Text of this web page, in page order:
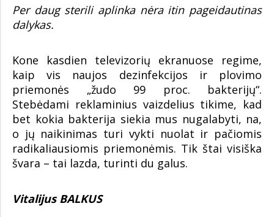
Per daug sterili aplinka nėra itin pageidautinas
dalykas.
Kone kasdien televizorių ekranuose regime,
kaip vis naujos dezinfekcijos ir plovimo
priemonės „žudo 99 proc. bakterijų“.
Stebėdami reklaminius vaizdelius tikime, kad
bet kokia bakterija siekia mus nugalabyti, na,
o jų naikinimas turi vykti nuolat ir pačiomis
radikaliausiomis priemonėmis. Tik štai visiška
švara – tai lazda, turinti du galus.
Vitalijus BALKUS